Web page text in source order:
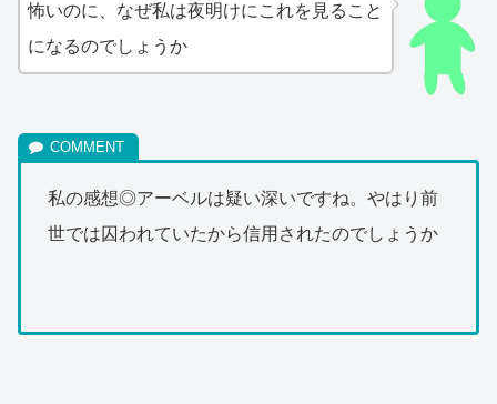
怖いのに、なぜ私は夜明けにこれを見ること
になるのでしょうか
私の感想◎アーベルは疑い深いですね。やはり前
世では囚われていたから信用されたのでしょうか